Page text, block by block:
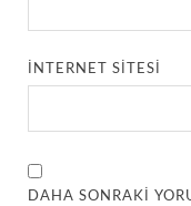
İNTERNET SITESI
DAHA SONRAKI